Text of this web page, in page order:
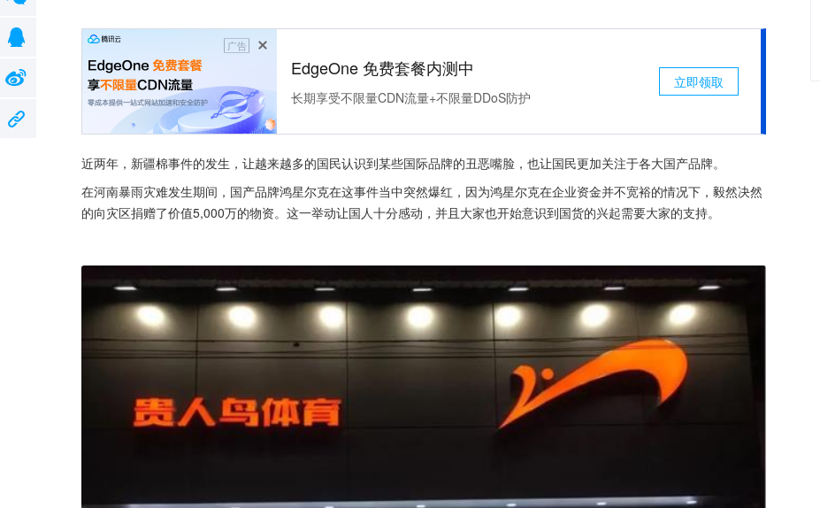
广告
EdgeOne 免费套餐内测中
长期享受不限量CDN流量+不限量DDoS防护
立即领取
近两年，新疆棉事件的发生，让越来越多的国民认识到某些国际品牌的丑恶嘴脸，也让国民更加关注于各大国产品牌。
在河南暴雨灾难发生期间，国产品牌鸿星尔克在这事件当中突然爆红，因为鸿星尔克在企业资金并不宽裕的情况下，毅然决然
的向灾区捐赠了价值5,000万的物资。这一举动让国人十分感动，并且大家也开始意识到国货的兴起需要大家的支持。